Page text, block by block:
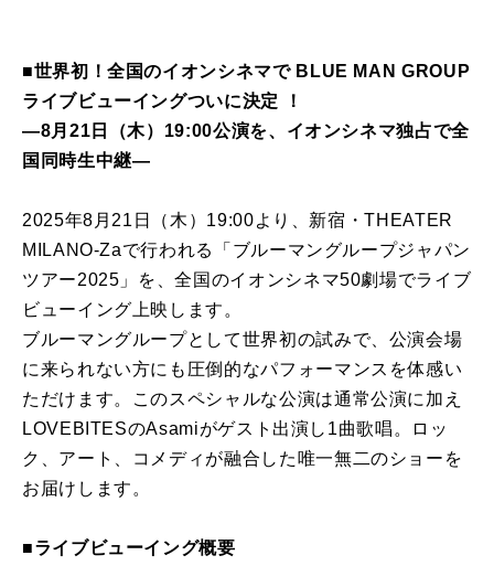
■世界初！全国のイオンシネマで BLUE MAN GROUP
ライブビューイングついに決定 ！
―8月21日（木）19:00公演を、イオンシネマ独占で全
国同時生中継―
2025年8月21日（木）19:00より、新宿・THEATER
MILANO-Zaで行われる「ブルーマングループジャパン
ツアー2025」を、全国のイオンシネマ50劇場でライブ
ビューイング上映します。
ブルーマングループとして世界初の試みで、公演会場
に来られない方にも圧倒的なパフォーマンスを体感い
ただけます。このスペシャルな公演は通常公演に加え
LOVEBITESのAsamiがゲスト出演し1曲歌唱。ロッ
ク、アート、コメディが融合した唯一無二のショーを
お届けします。
■ライブビューイング概要